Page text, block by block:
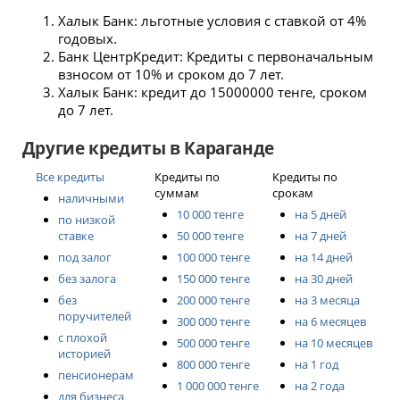
Евразийский Банк, мини-офис №73-04
г. Караганда, Мануильского улица, 20
Режим работы: пн - пт с 09:00 до 13:00; с 14:00 до 18:00;
Bereke Bank, СПФ №11
г. Караганда, микрорайон Восток 2, 5, 1 этаж; центр
Ануар-3
Контакты: +7 (727) 321‒23‒53
Режим работы: пн - пт с 09:00 до 18:00; сб с 09:00 до
13:00;
Евразийский Банк, отделение №410
г. Караганда, микрорайон Восток 2, 5, 1 этаж; центр
Ануар-3
Режим работы: пн - пт с 09:00 до 18:00; сб с 10:00 до
14:00;
Nurbank
г. Караганда, микрорайон Восток 2, 5, 1 этаж; центр
Ануар-3
Контакты: 2552
Режим работы: пн - пт с 09:00 до 18:00;
Халык Банк: льготные условия с ставкой от 4%
годовых.
Банк ЦентрКредит: Кредиты с первоначальным
взносом от 10% и сроком до 7 лет.
Халык Банк: кредит до 15000000 тенге, сроком
до 7 лет.
Другие кредиты в Караганде
Все кредиты
наличными
по низкой
ставке
под залог
без залога
без
поручителей
с плохой
историей
пенсионерам
для бизнеса
Кредиты по
суммам
10 000 тенге
50 000 тенге
100 000 тенге
150 000 тенге
200 000 тенге
300 000 тенге
500 000 тенге
800 000 тенге
1 000 000 тенге
Кредиты по
срокам
на 5 дней
на 7 дней
на 14 дней
на 30 дней
на 3 месяца
на 6 месяцев
на 10 месяцев
на 1 год
на 2 года